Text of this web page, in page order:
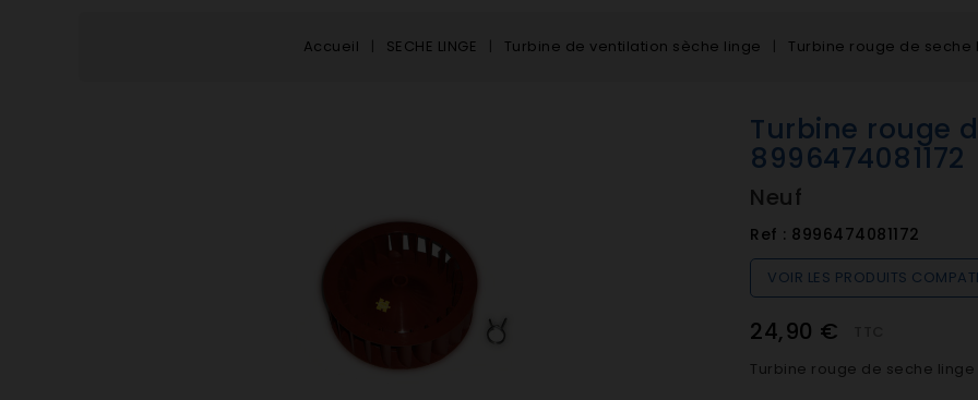
Accueil SECHE LINGE Turbine de ventilation sèche linge Turbine rouge de seche
Turbine rouge
8996474081172
Neuf
Ref : 8996474081172
VOIR LES PRODUITS
24,90 €
Turbine rouge de seche linge